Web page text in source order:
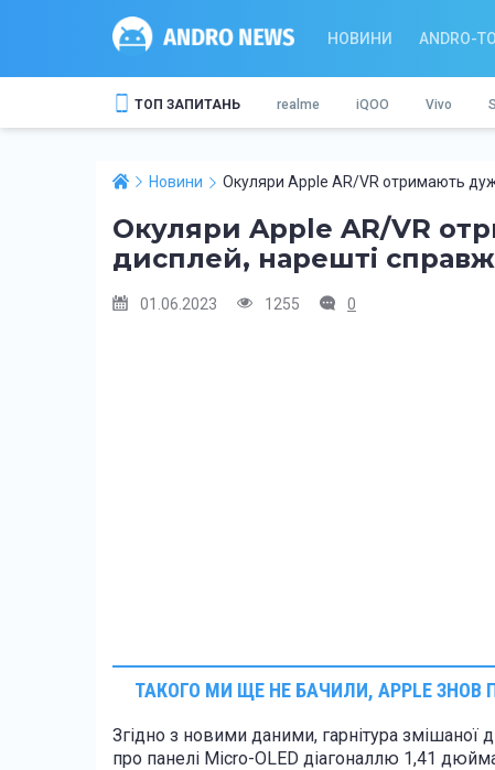
НОВИНИ ANDRO-
ТОП ЗАПИТАНЬ realme iQOO Vivo
Новини Окуляри Apple AR/VR отримають
Окуляри Apple AR/VR
дисплей, нарешті
01.06.2023 1255 0
ТАКОГО МИ ЩЕ НЕ БАЧИЛИ, APPLE
Згідно з новими даними, гарнітура
про панелі Micro-OLED діагоналлю 1,41